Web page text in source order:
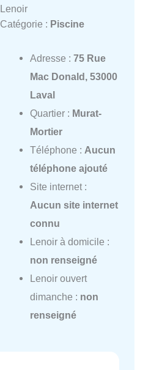
Lenoir
Catégorie : Piscine
Adresse : 75 Rue
Mac Donald, 53000
Laval
Quartier : Murat-
Mortier
Téléphone : Aucun
téléphone ajouté
Site internet :
Aucun site internet
connu
Lenoir à domicile :
non renseigné
Lenoir ouvert
dimanche : non
renseigné